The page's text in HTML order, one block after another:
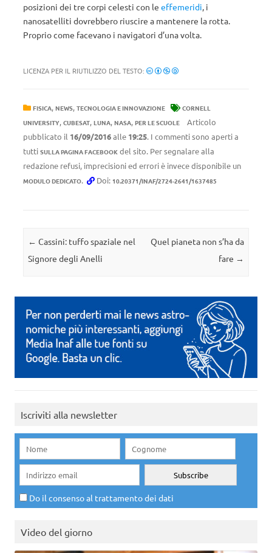
posizioni dei tre corpi celesti con le effemeridi, i
nanosatelliti dovrebbero riuscire a mantenere la rotta.
Proprio come facevano i navigatori d’una volta.
LICENZA PER IL RIUTILIZZO DEL TESTO:
FISICA, NEWS, TECNOLOGIA E INNOVAZIONE
CORNELL
UNIVERSITY, CUBESAT, LUNA, NASA, PER LE SCUOLE
Articolo
pubblicato il 16/09/2016alle 19:25. I commenti sono aperti a
tutti SULLA PAGINA FACEBOOK del sito. Per segnalare alla
redazione refusi, imprecisioni ed errori è invece disponibile un
MODULO DEDICATO. Doi: 10.20371/INAF/2724-2641/1637485
Navigazione articolo
← Cassini: tuffo spaziale nel
Signore degli Anelli
Quel pianeta non s’ha da
fare →
Iscriviti alla newsletter
Do il consenso al trattamento dei dati
Video del giorno